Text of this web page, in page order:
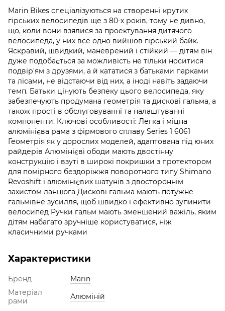
Marin Bikes спеціалізуються на створенні крутих
гірських велосипедів ще з 80-х років, тому не дивно,
що, коли вони взялися за проектування дитячого
велосипеда, у них все одно вийшов гірський байк.
Яскравий, швидкий, маневрений і стійкий — дітям він
дуже подобається за можливість не тільки носитися
подвір'ям з друзями, а й кататися з батьками парками
та лісами, не відстаючи від них, а іноді навіть задаючи
темп. Батьки цінують безпеку цього велосипеда, яку
забезпечують продумана геометрія та дискові гальма, а
також прості в обслуговуванні та налаштуванні
компоненти. Ключові особливості: Легка і міцна
алюмінієва рама з фірмового сплаву Series 1 6061
Геометрія як у дорослих моделей, адаптована під юних
райдерів Алюмінієві ободи мають двостінну
конструкцію і взуті в широкі покришки з протектором
для помірного бездоріжжя поворотного типу Shimano
Revoshift і алюмінієвих шатунів з двостороннім
захистом ланцюга Дискові гальма мають потужне
гальмівне зусилля, щоб швидко і ефективно зупинити
велосипед Ручки гальм мають зменшений важіль, яким
дітям набагато зручніше користуватися, ніж
класичними ручками
Характеристики
Бренд
Marin
Матеріал
рами
Алюміній